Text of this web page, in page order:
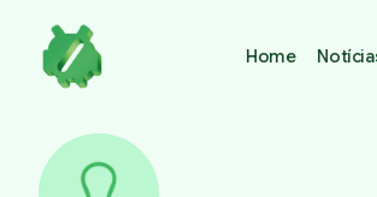
Home